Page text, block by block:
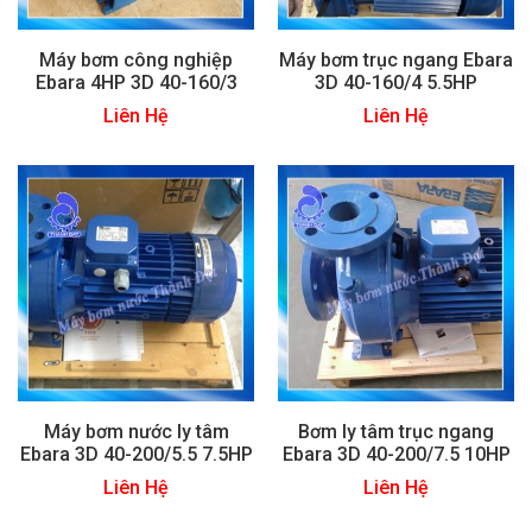
Máy bơm công nghiệp
Ebara 4HP 3D 40-160/3
Liên Hệ
Máy bơm trục ngang Ebara
3D 40-160/4 5.5HP
Liên Hệ
Máy bơm nước ly tâm
Ebara 3D 40-200/5.5 7.5HP
Liên Hệ
Bơm ly tâm trục ngang
Ebara 3D 40-200/7.5 10HP
Liên Hệ